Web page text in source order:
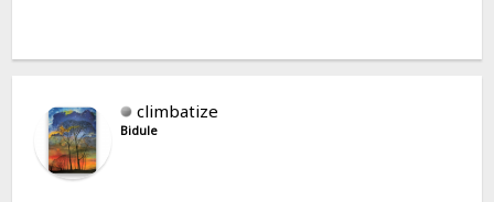
climbatize
Bidule